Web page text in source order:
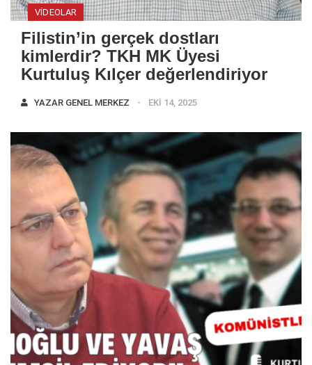
VIDEOLAR
Filistin’in gerçek dostları
kimlerdir? TKH MK Üyesi
Kurtuluş Kılçer değerlendiriyor
YAZAR GENEL MERKEZ EKI 14, 2025